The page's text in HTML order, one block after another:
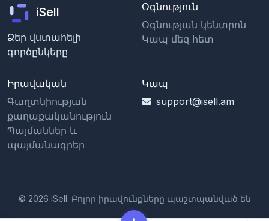
iSell
Ձեր վստահելի
գործընկերը
Օգնություն
Օգնության կենտրոն
Կապ մեզ հետ
Իրավական
Գաղտնիության
քաղաքականություն
Պայմաններ և
պայմանագրեր
Կապ
support@isell.am
© 2026 iSell. Բոլոր իրավունքները պաշտպանված են